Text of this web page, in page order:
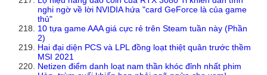
nghi ngờ về lời NVIDIA hứa "card GeForce là của game
thủ"
10 tựa game AAA giá cực rẻ trên Steam tuần này (Phần
2)
Hai đại diện PCS và LPL đồng loạt thiệt quân trước thềm
MSI 2021
Netizen điểm danh loạt nam thần khóc đỉnh nhất phim